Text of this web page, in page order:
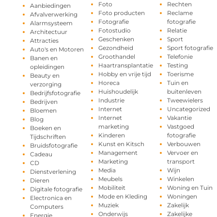
Aanbiedingen
Afvalverwerking
Alarmsysteem
Architectuur
Attracties
Auto's en Motoren
Banen en
opleidingen
Beauty en
verzorging
Bedrijfsfotografie
Bedrijven
Bloemen
Blog
Boeken en
Tijdschriften
Bruidsfotografie
Cadeau
CD
Dienstverlening
Dieren
Digitale fotografie
Electronica en
Computers
Energie
Foto
Foto producten
Fotografie
Fotostudio
Geschenken
Gezondheid
Groothandel
Haartransplantatie
Hobby en vrije tijd
Horeca
Huishoudelijk
Industrie
Internet
Internet
marketing
Kinderen
Kunst en Kitsch
Management
Marketing
Media
Meubels
Mobiliteit
Mode en Kleding
Muziek
Onderwijs
Rechten
Reclame
fotografie
Relatie
Sport
Sport fotografie
Telefonie
Testing
Toerisme
Tuin en
buitenleven
Tweewielers
Uncategorized
Vakantie
Vastgoed
fotografie
Verbouwen
Vervoer en
transport
Wijn
Winkelen
Woning en Tuin
Woningen
Zakelijk
Zakelijke